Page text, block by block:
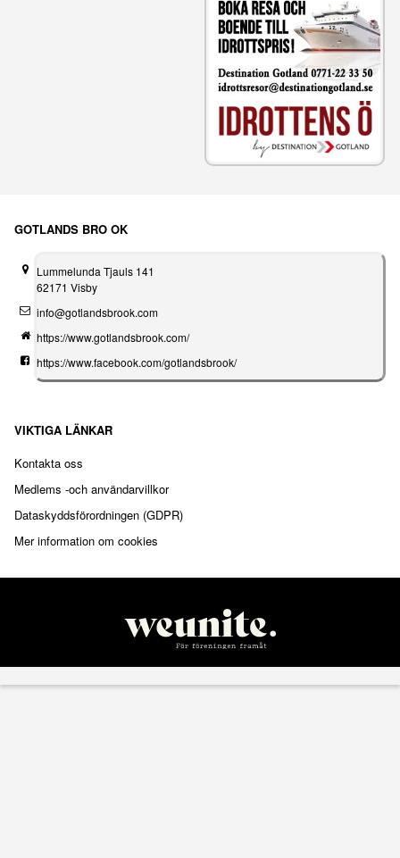
GOTLANDS BRO OK
Lummelunda Tjauls 141
62171 Visby
info@gotlandsbrook.com
https://www.gotlandsbrook.com/
https://www.facebook.com/gotlandsbrook/
VIKTIGA LÄNKAR
Kontakta oss
Medlems -och användarvillkor
Dataskyddsförordningen (GDPR)
Mer information om cookies